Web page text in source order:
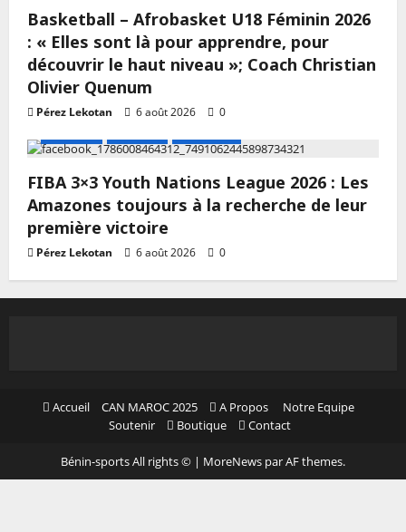
Basketball – Afrobasket U18 Féminin 2026
: « Elles sont là pour apprendre, pour
découvrir le haut niveau »; Coach Christian
Olivier Quenum
Pérez Lekotan 6 août 2026
0
FIBA 3×3 Youth Nations League 2026 : Les
Amazones toujours à la recherche de leur
première victoire
Pérez Lekotan 6 août 2026 0
Accueil CAN MAROC 2025 A Propos
Notre Equipe
Soutenir
Boutique Contact
Bénin-sports All rights © | MoreNews par AF themes.